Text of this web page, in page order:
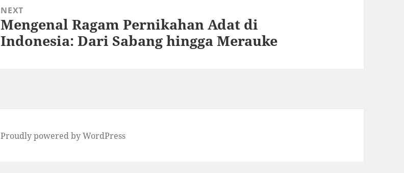
NEXT
Next
post:
Mengenal Ragam Pernikahan Adat di
Indonesia: Dari Sabang hingga Merauke
Proudly powered by WordPress